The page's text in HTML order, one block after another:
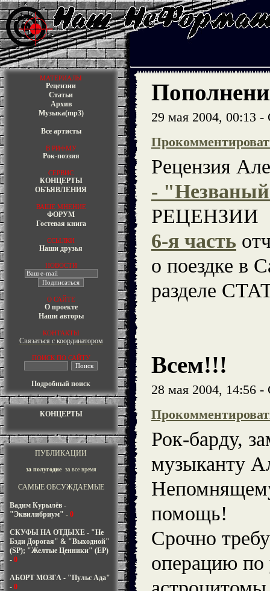
МАТЕРИАЛЫ
Рецензии
Статьи
Архив
Музыка(mp3)
Все артисты
В РИФМУ
Рок-поэзия
СЕРВИС
КОНЦЕРТЫ
ОБЪЯВЛЕНИЯ
ВАШЕ МНЕНИЕ
ФОРУМ
Гостевая книга
ССЫЛКИ
Наши друзья
НОВОСТИ
О САЙТЕ
О проекте
Наши авторы
КОНТАКТЫ
Связаться с координатором
ПОИСК ПО САЙТУ
Подробный поиск
КОНЦЕРТЫ
ПУБЛИКАЦИИ
за полугодие за все время
САМЫЕ ОБСУЖДАЕМЫЕ
Вадим Курылёв -
"Эквилибриум" - 0
СКУФЫ НА ОТДЫХЕ - "Не
Бзди Дорогая" & "Выходной"
(SP); "Желтые Ценники" (EP)
- 0
АБОРТ МОЗГА - "Пульс Ада"
- 0
29 мая 2004, 00:13
Рецензия
-
РЕЦЕНЗИИ
6-я часть
о поездке в
разделе
Всем!!!
28 мая 2004, 14:56
Рок-барду,
музыканту
помощь!
Срочно
операцию по